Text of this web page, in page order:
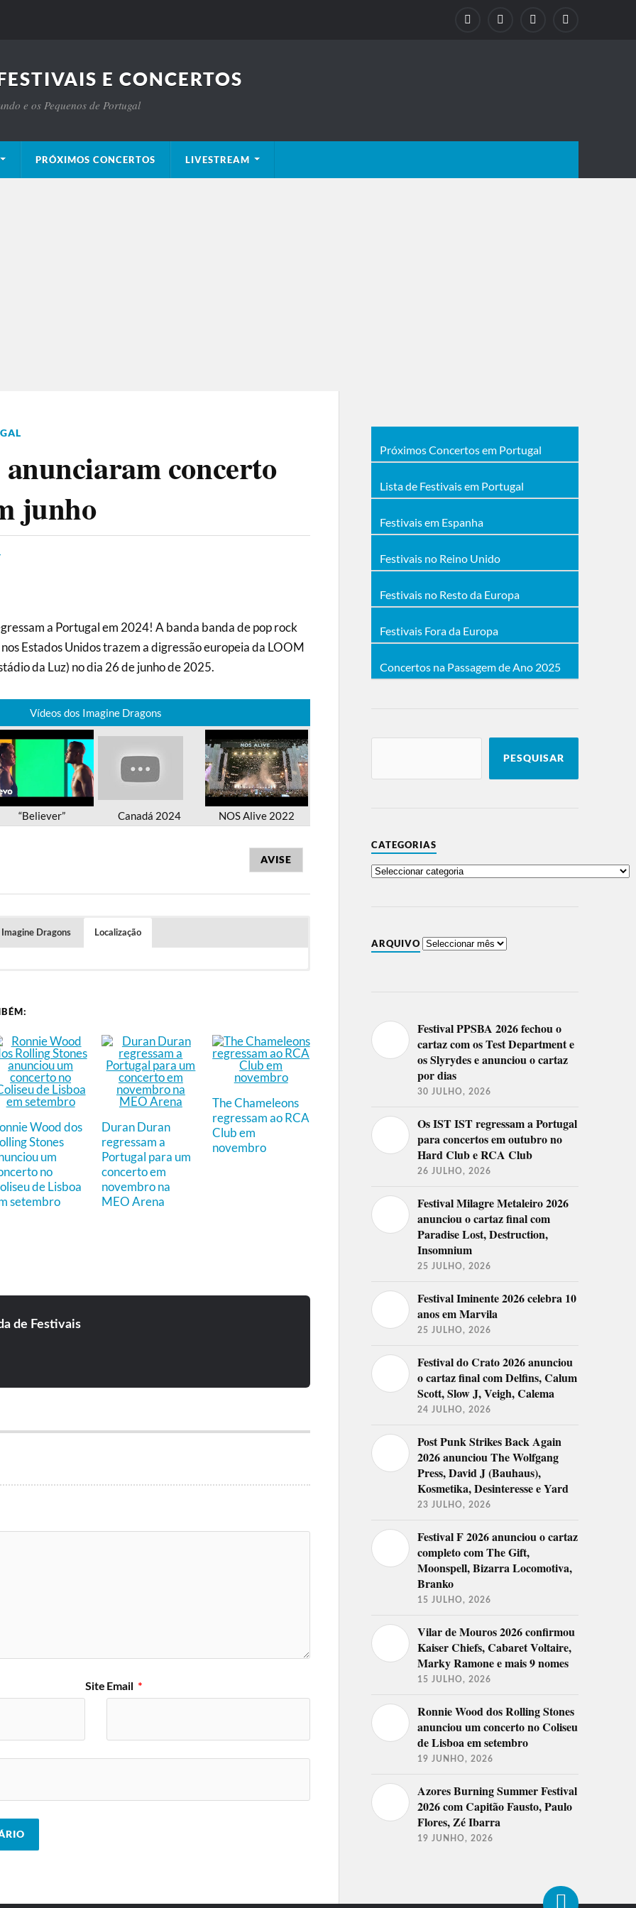
E CONCERTOS
e os Pequenos de Portugal
PRÓXIMOS CONCERTOS LIVESTREAM
concerto
junho
a Portugal em 2024! A banda banda de pop rock
Estados Unidos trazem a digressão europeia da LOOM
da Luz) no dia 26 de junho de 2025.
Vídeos dos Imagine Dragons
“Believer” Canadá 2024 NOS Alive 2022
AVISE
Imagine Dragons Localização
– 90€
– 6.920€ VIP
– 590€
VIP Pack – 281€
disponíveis esta sexta-feira, dia 13 de setembro às 10h,
e nos locais habituais.
da newsletter da Everything Is New terão acesso à
no dia 12 de setembro às 10h00. Quem estiver
e-mail a partir das 00h00 de dia 12 de setembro
para aceder à pré-venda. Inscrições em
newsletter
Wood dos
Stones
um
no
de Lisboa
setembro
Duran Duran
regressam a
Portugal para um
concerto em
novembro na
MEO Arena
The Chameleons
regressam ao RCA
Club em
novembro
de Festivais
Email *
Site
Próximos Concertos em Portugal
Lista de Festivais em Portugal
Festivais em Espanha
Festivais no Reino Unido
Festivais no Resto da Europa
Festivais Fora da Europa
Concertos na Passagem de Ano 2025
PESQUISAR
CATEGORIAS
ARQUIVO
Festival PPSBA 2026 fechou o
cartaz com os Test Department e
os Slyrydes e anunciou o cartaz
por dias
30 JULHO, 2026
Os IST IST regressam a Portugal
para concertos em outubro no
Hard Club e RCA Club
26 JULHO, 2026
Festival Milagre Metaleiro 2026
anunciou o cartaz final com
Paradise Lost, Destruction,
Insomnium
25 JULHO, 2026
Festival Iminente 2026 celebra 10
anos em Marvila
25 JULHO, 2026
Festival do Crato 2026 anunciou
o cartaz final com Delfins, Calum
Scott, Slow J, Veigh, Calema
24 JULHO, 2026
Post Punk Strikes Back Again
2026 anunciou The Wolfgang
Press, David J (Bauhaus),
Kosmetika, Desinteresse e Yard
23 JULHO, 2026
Festival F 2026 anunciou o cartaz
completo com The Gift,
Moonspell, Bizarra Locomotiva,
Branko
15 JULHO, 2026
Vilar de Mouros 2026 confirmou
Kaiser Chiefs, Cabaret Voltaire,
Marky Ramone e mais 9 nomes
15 JULHO, 2026
Ronnie Wood dos Rolling Stones
anunciou um concerto no Coliseu
de Lisboa em setembro
19 JUNHO, 2026
Azores Burning Summer Festival
2026 com Capitão Fausto, Paulo
Flores, Zé Ibarra
19 JUNHO, 2026